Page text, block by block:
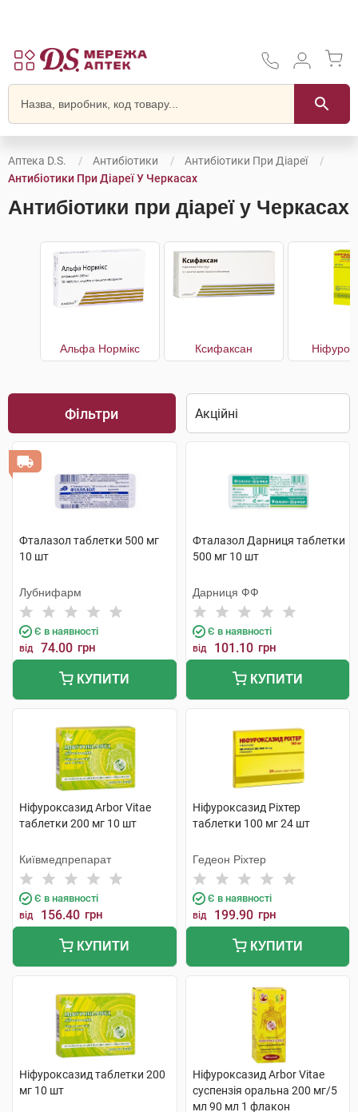
Аптека D.S. Антибіотики
Антибіотики При Діареї
Антибіотики При Діареї У Черкасах
Антибіотики при діареї у Черкасах
Альфа Нормікс Ксифаксан
Фільтри
Фталазол таблетки 500 мг
10 шт
Лубнифарм
Є в наявності
від 74.00 грн
КУПИТИ
Фталазол Дарниця таблетки
500 мг 10 шт
Дарниця ФФ
Є в наявності
від 101.10 грн
КУПИТИ
Ніфуроксазид Arbor Vitae
таблетки 200 мг 10 шт
Київмедпрепарат
Є в наявності
від 156.40 грн
КУПИТИ
Ніфуроксазид Ріхтер
таблетки 100 мг 24 шт
Гедеон Ріхтер
Є в наявності
від 199.90 грн
КУПИТИ
Ніфуроксазид таблетки 200
мг 10 шт
Ніфуроксазид Arbor Vitae
суспензія оральна 200 мг/5
мл 90 мл 1 флакон